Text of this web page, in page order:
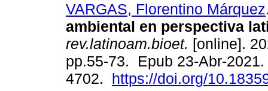
VARGAS, Florentino Márquez
ambiental en perspectiva
rev.latinoam.bioet. [online].
pp.55-73. Epub 23-Abr-
4702. https://doi.org/